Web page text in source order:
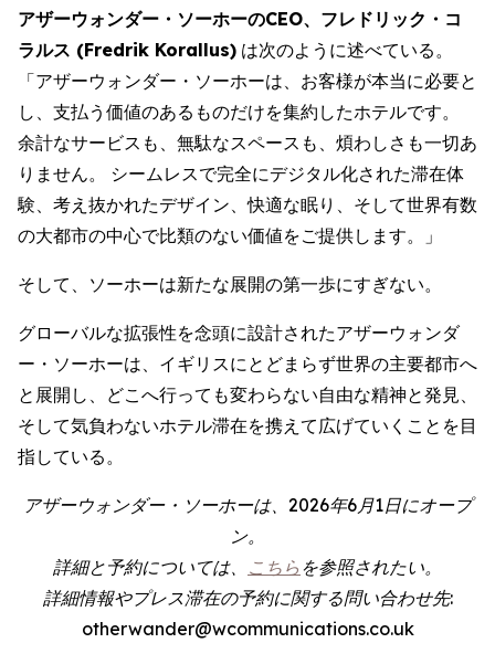
アザーウォンダー・ソーホーのCEO、フレドリック・コ
ラルス (Fredrik Korallus) は次のように述べている。
「アザーウォンダー・ソーホーは、お客様が本当に必要と
し、支払う価値のあるものだけを集約したホテルです。
余計なサービスも、無駄なスペースも、煩わしさも一切あ
りません。 シームレスで完全にデジタル化された滞在体
験、考え抜かれたデザイン、快適な眠り、そして世界有数
の大都市の中心で比類のない価値をご提供します。」
そして、ソーホーは新たな展開の第一歩にすぎない。
グローバルな拡張性を念頭に設計されたアザーウォンダ
ー・ソーホーは、イギリスにとどまらず世界の主要都市へ
と展開し、どこへ行っても変わらない自由な精神と発見、
そして気負わないホテル滞在を携えて広げていくことを目
指している。
アザーウォンダー・ソーホーは、2026年6月1日にオープ
ン。
詳細と予約については、 こちら を参照されたい。
詳細情報やプレス滞在の予約に関する問い合わせ先:
otherwander@wcommunications.co.uk